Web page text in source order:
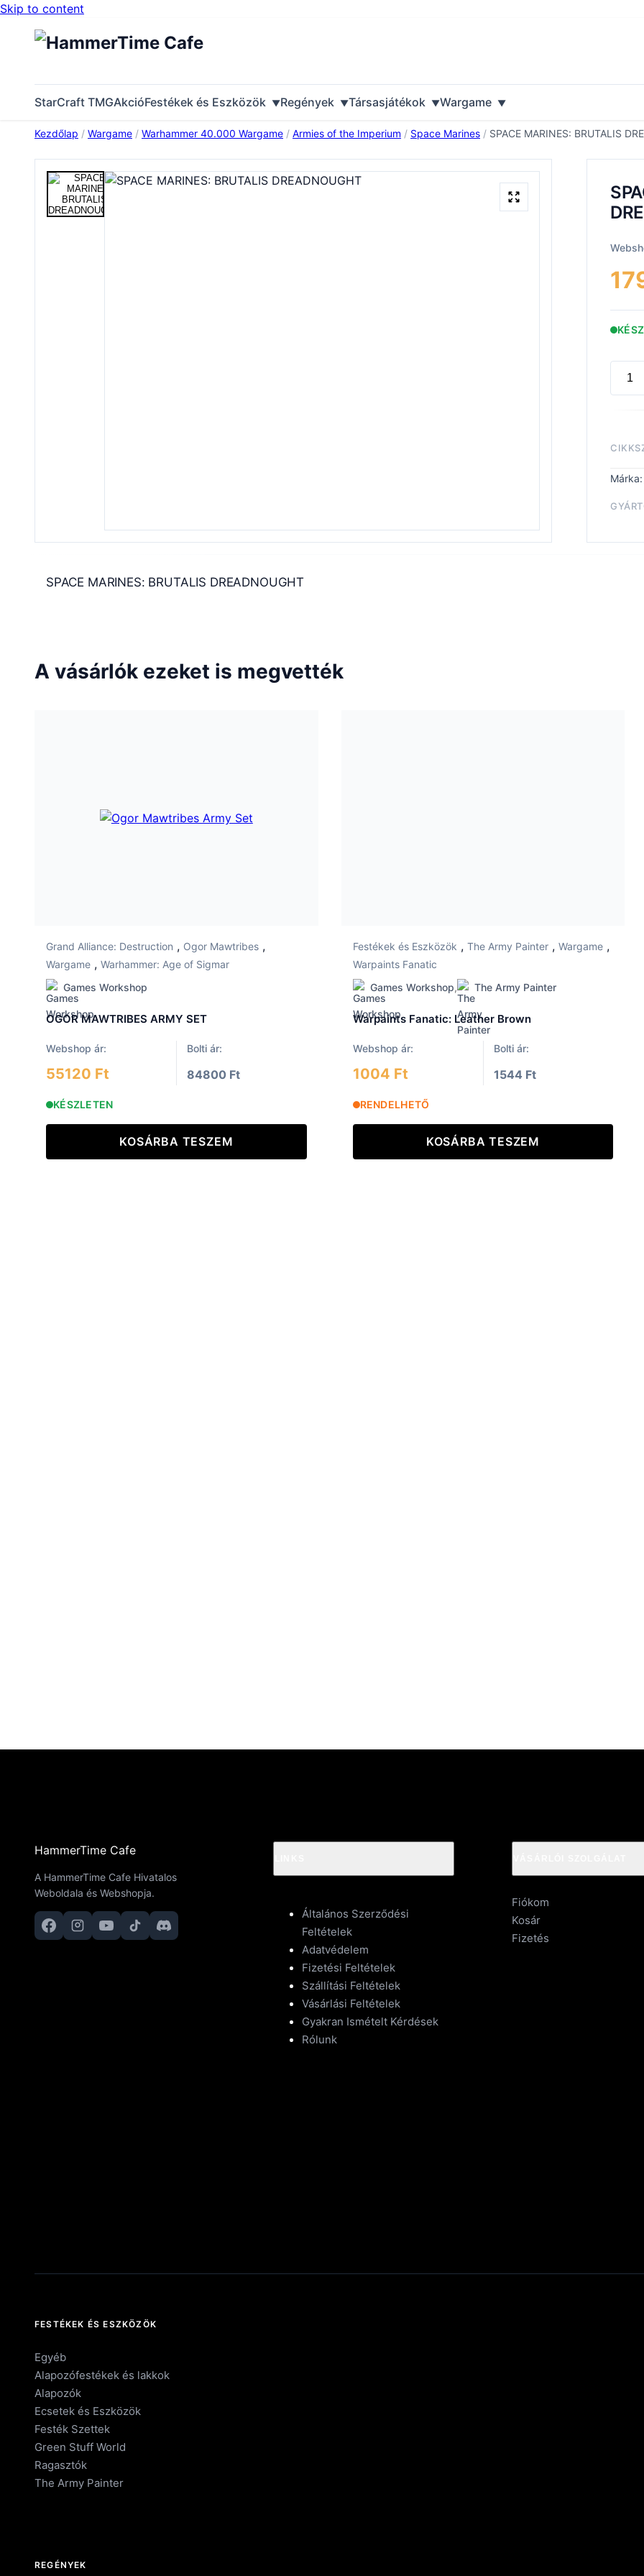
Skip to content
StarCraft TMGAkcióFestékek és Eszközök Regények Társasjátékok Wargame
Kezdőlap / Wargame / Warhammer 40.000 Wargame / Armies of the Imperium / Space Marines / SPACE MARINES: BRUTALIS
SPACE
Márka:
SPACE MARINES: BRUTALIS DREADNOUGHT
A vásárlók ezeket is megvették
Grand Alliance: Destruction , Ogor Mawtribes ,
Wargame , Warhammer: Age of Sigmar
Games Workshop
OGOR MAWTRIBES ARMY SET
Webshop ár: Bolti ár:
55120 Ft 84800 Ft
KÉSZLETEN
KOSÁRBA TESZEM
Festékek és Eszközök , The Army Painter, Wargame,
Warpaints Fanatic
Games Workshop, The Army Painter
Warpaints Fanatic: Leather Brown
Webshop ár: Bolti ár:
1004 Ft 1544 Ft
RENDELHETŐ
KOSÁRBA TESZEM
HammerTime Cafe
A HammerTime Cafe Hivatalos
Weboldala és Webshopja.
Általános Szerződési
Feltételek
Adatvédelem
Fizetési Feltételek
Szállítási Feltételek
Vásárlási Feltételek
Gyakran Ismételt Kérdések
Rólunk
Fiókom
Kosár
Fizetés
FESTÉKEK ÉS ESZKÖZÖK
Egyéb
Alapozófestékek és lakkok
Alapozók
Ecsetek és Eszközök
Festék Szettek
Green Stuff World
Ragasztók
The Army Painter
REGÉNYEK